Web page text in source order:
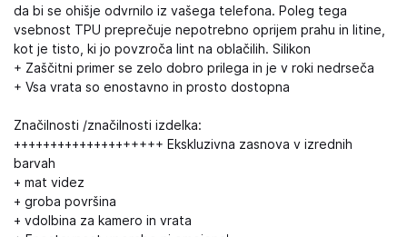
da bi se ohišje odvrnilo iz vašega telefona. Poleg tega
vsebnost TPU preprečuje nepotrebno oprijem prahu in litine,
kot je tisto, ki jo povzroča lint na oblačilih. Silikon
+ Zaščitni primer se zelo dobro prilega in je v roki nedrseča
+ Vsa vrata so enostavno in prosto dostopna
Značilnosti /značilnosti izdelka:
++++++++++++++++++++ Ekskluzivna zasnova v izrednih
barvah
+ mat videz
+ groba površina
+ vdolbina za kamero in vrata